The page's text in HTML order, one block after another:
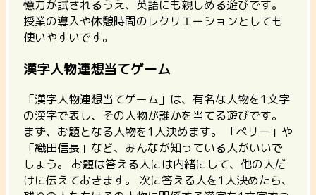
憶力が試されるうえ、英語にも親しめる遊びです。
授業の導入や休憩時間のレクリエーションとしても
使いやすいです。
漢字人物連想当てゲーム
「漢字人物連想当てゲーム」は、有名な人物を1文字
の漢字で表し、その人物が誰かを当てる遊びです。
まず、お題となる人物を1人決めます。 「ペリー」や
「織田信長」など、みんなが知っている人がいいで
しょう。 お題は答える人には内緒にして、他の人だ
けに伝えておきます。
次に答える人を1人決めたら、